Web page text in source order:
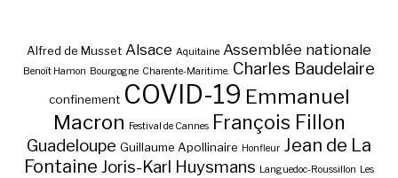
Alfred de Musset Alsace Aquitaine Assemblée nationale
Benoît Hamon Bourgogne Charente-Maritime. Charles Baudelaire
confinement COVID-19 Emmanuel
Macron Festival de Cannes François Fillon
Guadeloupe Guillaume Apollinaire Honfleur Jean de La
Fontaine Joris-Karl Huysmans Languedoc-Roussillon Les